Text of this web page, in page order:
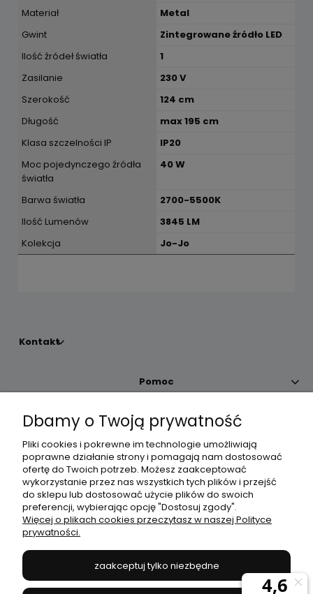
Materiał
Metal
Gwint
Zintegrowane źródło LED
Ilość źródeł światła
1
Zasilanie
230 V
Szerokość
124 cm
Długość
max 195 cm
Klasa szczelności IP
IP20
Moc pojedynczego źródła
światła
40 W
Barwa światła
2700-5500K
Ilość Lumenów
3845 LM
Kolekcja
Jo-Jo
Kontakt
Pomoc
Moje konto
Płatności i dostawa
Informacje
Dbamy o Twoją prywatność
Pliki cookies i pokrewne im technologie umożliwiają
poprawne działanie strony i pomagają nam dostosować
ofertę do Twoich potrzeb. Możesz zaakceptować
wykorzystanie przez nas wszystkich tych plików i przejść
do sklepu lub dostosować użycie plików do swoich
preferencji, wybierając opcję "Dostosuj zgody".
Więcej o plikach cookies przeczytasz w naszej Polityce
prywatności.
zaakceptuj tylko niezbędne